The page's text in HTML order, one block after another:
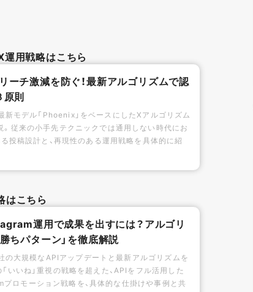
用戦略はこちら
ーチ激減を防ぐ！最新アルゴリズムで認
原則
新モデル「Phoenix」をベースにしたXアルゴリズム
。従来の小手先テクニックでは通用しない時代にお
投稿設計と、再現性のある運用戦略を具体的に紹
こちら
運用で成果を出すには？アルゴリ
ちパターン」を徹底解説
の大規模なAPIアップデートと最新アルゴリズムを
いいね」重視の戦略を超えた、APIをフル活用した
ロモーション戦略を、具体的な仕掛けや事例と共